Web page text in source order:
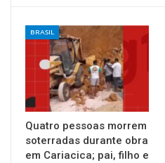
BRASIL
Quatro pessoas morrem
soterradas durante obra
em Cariacica; pai, filho e